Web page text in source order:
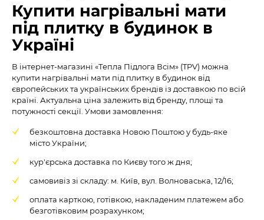
Купити нагрівальні мати
під плитку в будинок в
Україні
В інтернет-магазині «Тепла Підлога Всім» (TPV) можна
купити нагрівальні мати під плитку в будинок від
європейських та українських брендів із доставкою по всій
країні. Актуальна ціна залежить від бренду, площі та
потужності секції. Умови замовлення:
безкоштовна доставка Новою Поштою у будь-яке
місто України;
кур'єрська доставка по Києву того ж дня;
самовивіз зі складу: м. Київ, вул. Волноваська, 12/16;
оплата карткою, готівкою, накладеним платежем або
безготівковим розрахунком;